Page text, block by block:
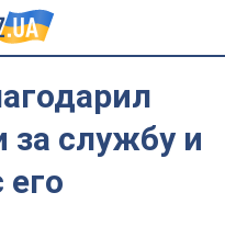
за службу и